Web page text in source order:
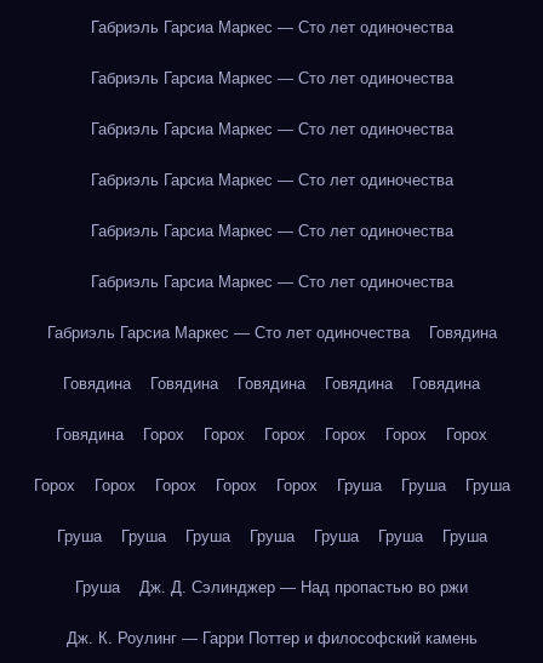
Габриэль Гарсиа Маркес — Сто лет одиночества
Габриэль Гарсиа Маркес — Сто лет одиночества
Габриэль Гарсиа Маркес — Сто лет одиночества
Габриэль Гарсиа Маркес — Сто лет одиночества
Габриэль Гарсиа Маркес — Сто лет одиночества
Габриэль Гарсиа Маркес — Сто лет одиночества
Габриэль Гарсиа Маркес — Сто лет одиночества Говядина
Говядина Говядина Говядина Говядина Говядина
Говядина Горох Горох Горох Горох Горох Горох
Горох Горох Горох Горох Горох Груша Груша Груша
Груша Груша Груша Груша Груша Груша Груша
Груша Дж. Д. Сэлинджер — Над пропастью во ржи
Дж. К. Роулинг — Гарри Поттер и философский камень